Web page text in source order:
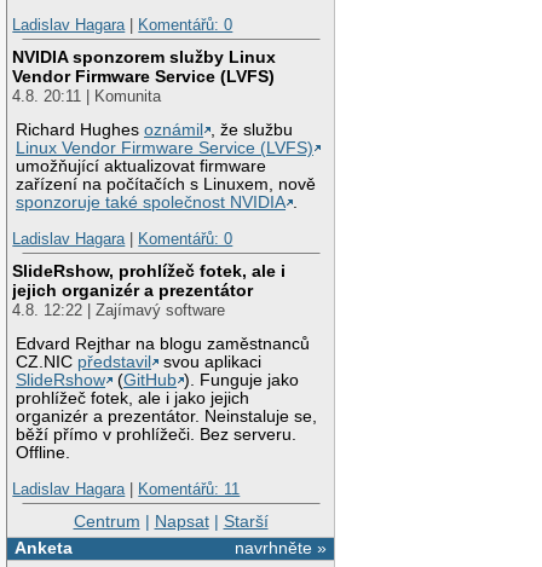
Ladislav Hagara| Komentářů: 0
NVIDIA sponzorem služby Linux
Vendor Firmware Service (LVFS)
4.8. 20:11 | Komunita
Richard Hughesoznámil
, že službu
Linux Vendor Firmware Service (LVFS)
umožňující aktualizovat firmware
zařízení na počítačích s Linuxem, nově
sponzoruje také společnost NVIDIA .
Ladislav Hagara| Komentářů: 0
SlideRshow, prohlížeč fotek, ale i
jejich organizér a prezentátor
4.8. 12:22 | Zajímavý software
Edvard Rejthar na blogu zaměstnanců
CZ.NIC představil
svou aplikaci
SlideRshow
(GitHub ). Funguje jako
prohlížeč fotek, ale i jako jejich
organizér a prezentátor. Neinstaluje se,
běží přímo v prohlížeči. Bez serveru.
Offline.
Ladislav Hagara| Komentářů: 11
Centrum | Napsat| Starší
navrhněte »
Anketa